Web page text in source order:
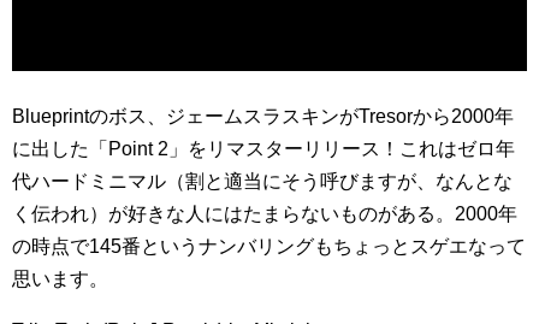
Blueprintのボス、ジェームスラスキンがTresorから2000年
に出した「Point 2」をリマスターリリース！これはゼロ年
代ハードミニマル（割と適当にそう呼びますが、なんとな
く伝われ）が好きな人にはたまらないものがある。2000年
の時点で145番というナンバリングもちょっとスゲエなって
思います。